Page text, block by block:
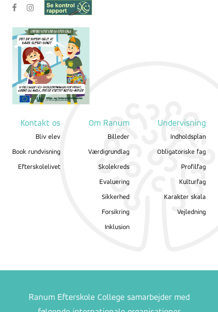
Kontakt os
Bliv elev
Book rundvisning
Efterskolelivet
Om Ranum
Billeder
Værdigrundlag
Skolekreds
Evaluering
Sikkerhed
Forsikring
Inklusion
Undervisning
Indholdsplan
Obligatoriske fag
Profilfag
Kulturfag
Karakter skala
Vejledning
Ranum Efterskole College samarbejder med